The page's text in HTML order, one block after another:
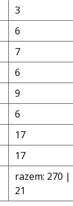
3
6
7
6
9
6
17
17
razem: 270
21